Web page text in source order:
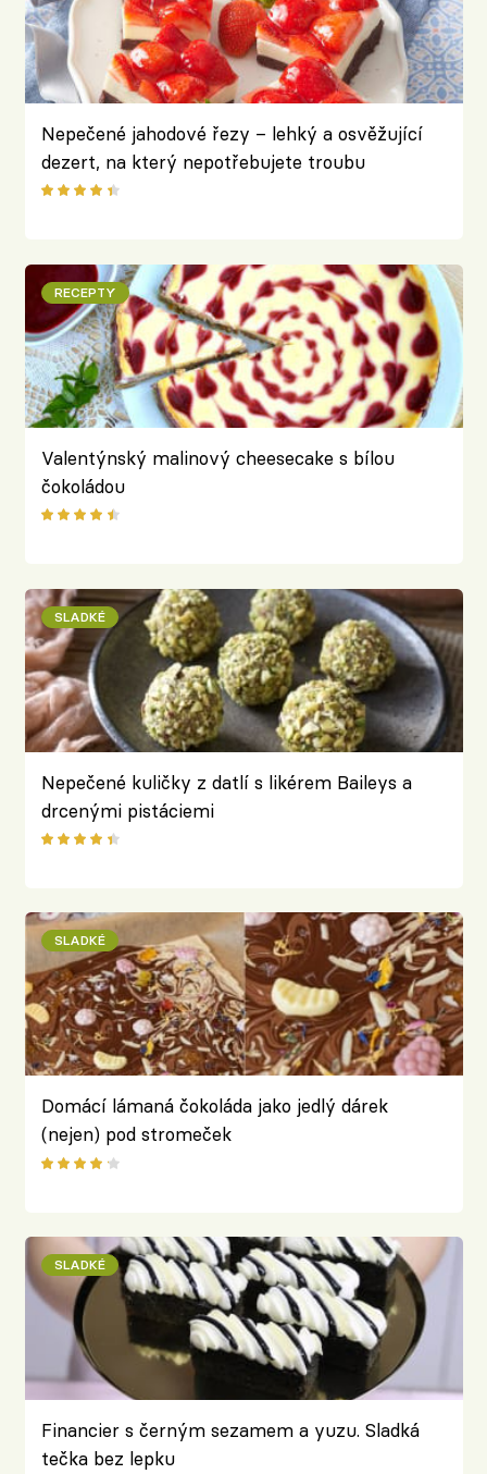
Nepečené jahodové řezy – lehký a osvěžující
dezert, na který nepotřebujete troubu
RECEPTY
Valentýnský malinový cheesecake s bílou
čokoládou
SLADKÉ
Nepečené kuličky z datlí s likérem Baileys a
drcenými pistáciemi
SLADKÉ
Domácí lámaná čokoláda jako jedlý dárek
(nejen) pod stromeček
SLADKÉ
Financier s černým sezamem a yuzu. Sladká
tečka bez lepku